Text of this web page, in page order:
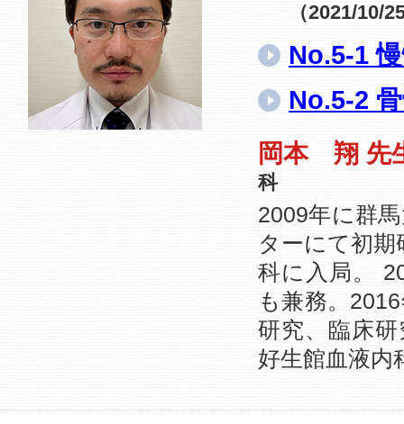
（2021/10/
No.5-1
No.5-2
岡本 翔 先
科
2009年に群
ターにて初期
科に入局。
も兼務。
研究、臨床
好生館血液内